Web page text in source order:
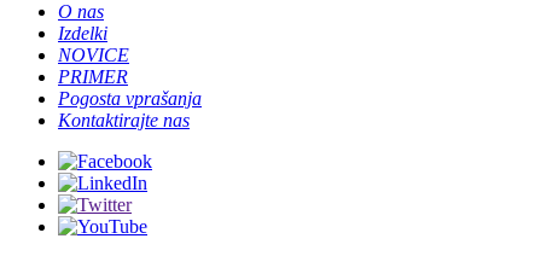
O nas
Izdelki
NOVICE
PRIMER
Pogosta vprašanja
Kontaktirajte nas